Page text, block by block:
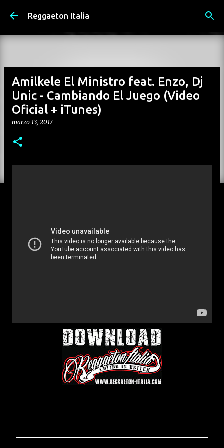
Passa ai contenuti principali
Reggaeton Italia
Amilkele El Ministro feat. Enzo, Dj
Unic - Cambiando El Juego (Video
Oficial + iTunes)
marzo 13, 2017